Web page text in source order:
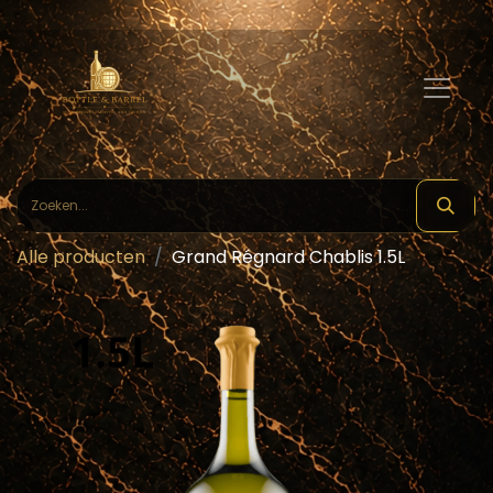
Alle producten Grand Régnard Chablis 1.5L